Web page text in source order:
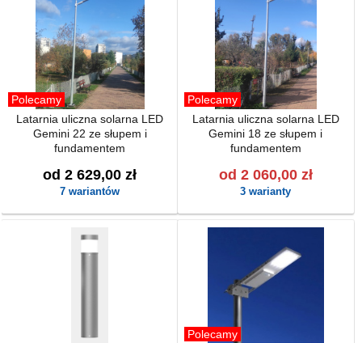
Polecamy
Latarnia uliczna solarna LED
Gemini 22 ze słupem i
fundamentem
od 2 629,00 zł
7 wariantów
Polecamy
Latarnia uliczna solarna LED
Gemini 18 ze słupem i
fundamentem
od 2 060,00 zł
3 warianty
Polecamy